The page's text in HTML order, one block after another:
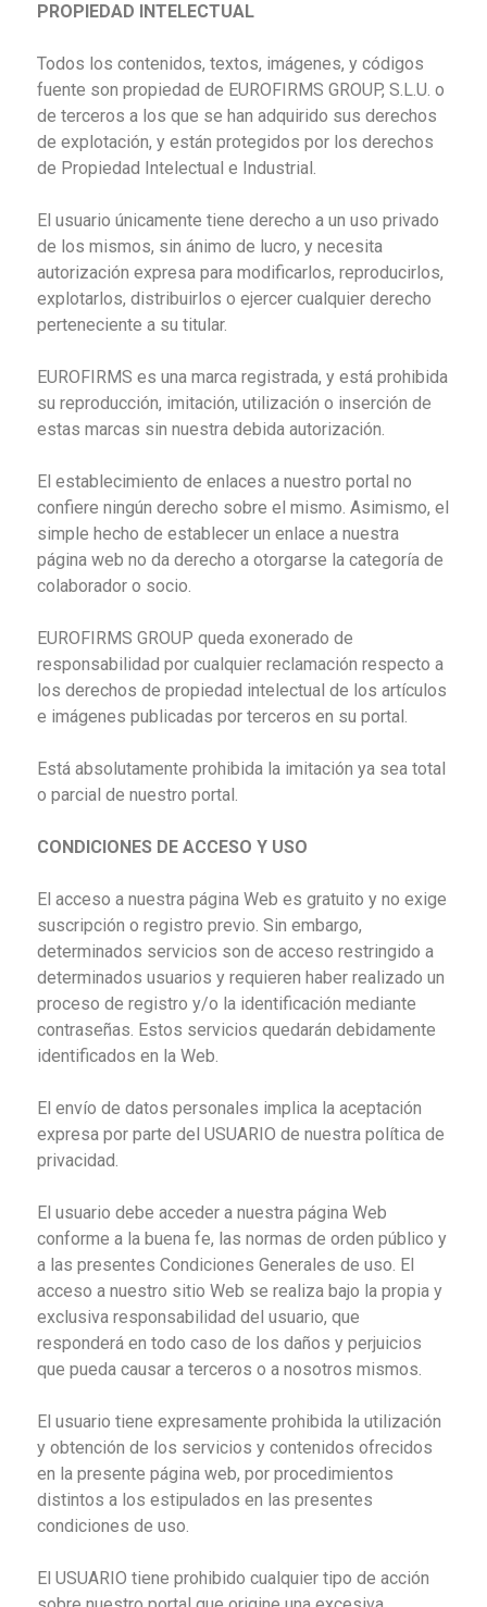
PROPIEDAD INTELECTUAL
Todos los contenidos, textos, imágenes, y códigos
fuente son propiedad de EUROFIRMS GROUP, S.L.U. o
de terceros a los que se han adquirido sus derechos
de explotación, y están protegidos por los derechos
de Propiedad Intelectual e Industrial.
El usuario únicamente tiene derecho a un uso privado
de los mismos, sin ánimo de lucro, y necesita
autorización expresa para modificarlos, reproducirlos,
explotarlos, distribuirlos o ejercer cualquier derecho
perteneciente a su titular.
EUROFIRMS es una marca registrada, y está prohibida
su reproducción, imitación, utilización o inserción de
estas marcas sin nuestra debida autorización.
El establecimiento de enlaces a nuestro portal no
confiere ningún derecho sobre el mismo. Asimismo, el
simple hecho de establecer un enlace a nuestra
página web no da derecho a otorgarse la categoría de
colaborador o socio.
EUROFIRMS GROUP queda exonerado de
responsabilidad por cualquier reclamación respecto a
los derechos de propiedad intelectual de los artículos
e imágenes publicadas por terceros en su portal.
Está absolutamente prohibida la imitación ya sea total
o parcial de nuestro portal.
CONDICIONES DE ACCESO Y USO
El acceso a nuestra página Web es gratuito y no exige
suscripción o registro previo. Sin embargo,
determinados servicios son de acceso restringido a
determinados usuarios y requieren haber realizado un
proceso de registro y/o la identificación mediante
contraseñas. Estos servicios quedarán debidamente
identificados en la Web.
El envío de datos personales implica la aceptación
expresa por parte del USUARIO de nuestra política de
privacidad.
El usuario debe acceder a nuestra página Web
conforme a la buena fe, las normas de orden público y
a las presentes Condiciones Generales de uso. El
acceso a nuestro sitio Web se realiza bajo la propia y
exclusiva responsabilidad del usuario, que
responderá en todo caso de los daños y perjuicios
que pueda causar a terceros o a nosotros mismos.
El usuario tiene expresamente prohibida la utilización
y obtención de los servicios y contenidos ofrecidos
en la presente página web, por procedimientos
distintos a los estipulados en las presentes
condiciones de uso.
El USUARIO tiene prohibido cualquier tipo de acción